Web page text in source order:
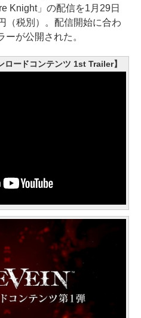
Knight」の配信を1月29日
（税別）。配信開始に合わ
が公開された。
ロードコンテンツ 1st Trailer】